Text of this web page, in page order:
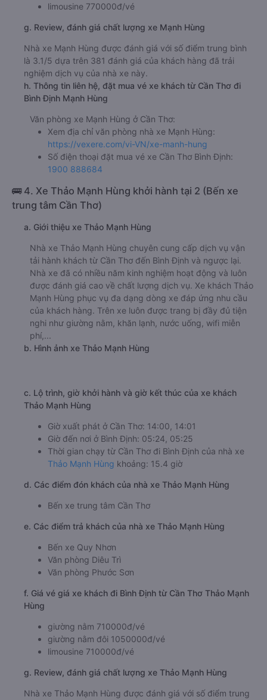
limousine 770000đ/vé
g. Review, đánh giá chất lượng xe Mạnh Hùng
Nhà xe Mạnh Hùng được đánh giá với số điểm trung bình
là 3.1/5 dựa trên 381 đánh giá của khách hàng đã trải
nghiệm dịch vụ của nhà xe này.
h. Thông tin liên hệ, đặt mua vé xe khách từ Cần Thơ đi
Bình Định Mạnh Hùng
Văn phòng xe Mạnh Hùng ở Cần Thơ:
Xem địa chỉ văn phòng nhà xe Mạnh Hùng:
https://vexere.com/vi-VN/xe-manh-hung
Số điện thoại đặt mua vé xe Cần Thơ Bình Định:
1900 888684
🚌 4. Xe Thảo Mạnh Hùng khởi hành tại 2 (Bến xe
trung tâm Cần Thơ)
a. Giới thiệu xe Thảo Mạnh Hùng
Nhà xe Thảo Mạnh Hùng chuyên cung cấp dịch vụ vận
tải hành khách từ Cần Thơ đến Bình Định và ngược lại.
Nhà xe đã có nhiều năm kinh nghiệm hoạt động và luôn
được đánh giá cao về chất lượng dịch vụ. Xe khách Thảo
Mạnh Hùng phục vụ đa dạng dòng xe đáp ứng nhu cầu
của khách hàng. Trên xe luôn được trang bị đầy đủ tiện
nghi như giường nằm, khăn lạnh, nước uống, wifi miễn
phí,...
b. Hình ảnh xe Thảo Mạnh Hùng
c. Lộ trình, giờ khởi hành và giờ kết thúc của xe khách
Thảo Mạnh Hùng
Giờ xuất phát ở Cần Thơ: 14:00, 14:01
Giờ đến nơi ở Bình Định: 05:24, 05:25
Thời gian chạy từ Cần Thơ đi Bình Định của nhà xe
Thảo Mạnh Hùng khoảng: 15.4 giờ
d. Các điểm đón khách của nhà xe Thảo Mạnh Hùng
Bến xe trung tâm Cần Thơ
e. Các điểm trả khách của nhà xe Thảo Mạnh Hùng
Bến xe Quy Nhơn
Văn phòng Diêu Trì
Văn phòng Phước Sơn
f. Giá vé giá xe khách đi Bình Định từ Cần Thơ Thảo Mạnh
Hùng
giường nằm 710000đ/vé
giường nằm đôi 1050000đ/vé
limousine 710000đ/vé
g. Review, đánh giá chất lượng xe Thảo Mạnh Hùng
Nhà xe Thảo Mạnh Hùng được đánh giá với số điểm trung